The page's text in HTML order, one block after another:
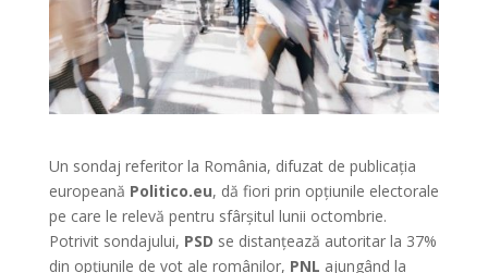
Un sondaj referitor la România, difuzat de publicația
europeană Politico.eu, dă fiori prin opțiunile electorale
pe care le relevă pentru sfârșitul lunii octombrie.
Potrivit sondajului, PSD se distanțează autoritar la 37%
din opțiunile de vot ale românilor, PNL ajungând la